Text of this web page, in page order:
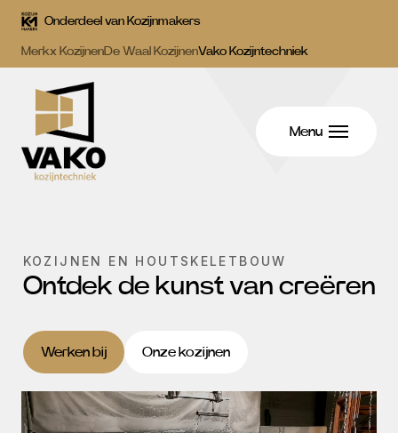
Onderdeel van Kozijnmakers
Merkx KozijnenDe Waal KozijnenVako Kozijntechniek
Menu
KOZIJNEN EN HOUTSKELETBOUW
Ontdek de kunst van creëren
Werken bij Onze kozijnen